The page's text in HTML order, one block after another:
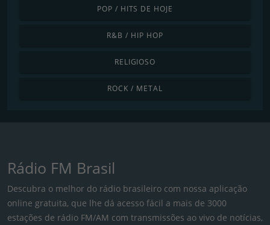
POP / HITS DE HOJE
R&B / HIP HOP
RELIGIOSO
ROCK / METAL
Rádio FM Brasil
Descubra o melhor do rádio brasileiro com nossa aplicação
online gratuita, que lhe dá acesso fácil a mais de 3000
estações de rádio FM/AM com transmissões ao vivo de notícias,